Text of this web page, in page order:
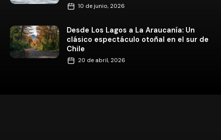
10 de junio, 2026
Desde Los Lagos a La Araucanía: Un
clásico espectáculo otoñal en el sur de
Chile
20 de abril, 2026